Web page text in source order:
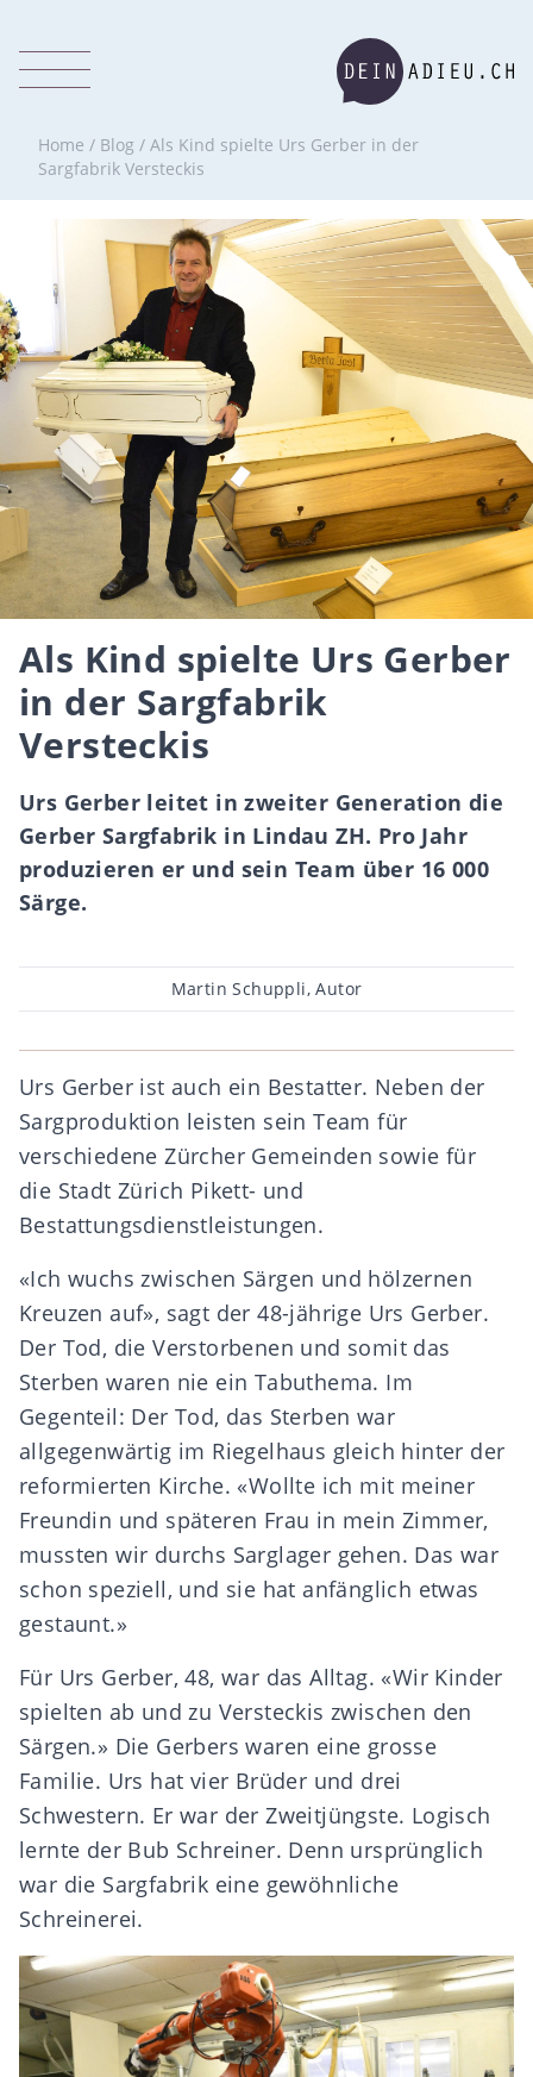
Home / Blog / Als Kind spielte Urs Gerber in der
Sargfabrik Versteckis
Als Kind spielte Urs Gerber
in der Sargfabrik
Versteckis
Urs Gerber leitet in zweiter Generation die
Gerber Sargfabrik in Lindau ZH. Pro Jahr
produzieren er und sein Team über 16 000
Särge.
Beitragsautor
Martin Schuppli, Autor
Urs Gerber ist auch ein Bestatter. Neben der
Sargproduktion leisten sein Team für
verschiedene Zürcher Gemeinden sowie für
die Stadt Zürich Pikett- und
Bestattungsdienstleistungen.
«Ich wuchs zwischen Särgen und hölzernen
Kreuzen auf», sagt der 48-jährige Urs Gerber.
Der Tod, die Verstorbenen und somit das
Sterben waren nie ein Tabuthema. Im
Gegenteil: Der Tod, das Sterben war
allgegenwärtig im Riegelhaus gleich hinter der
reformierten Kirche. «Wollte ich mit meiner
Freundin und späteren Frau in mein Zimmer,
mussten wir durchs Sarglager gehen. Das war
schon speziell, und sie hat anfänglich etwas
gestaunt.»
Für Urs Gerber, 48, war das Alltag. «Wir Kinder
spielten ab und zu Versteckis zwischen den
Särgen.» Die Gerbers waren eine grosse
Familie. Urs hat vier Brüder und drei
Schwestern. Er war der Zweitjüngste. Logisch
lernte der Bub Schreiner. Denn ursprünglich
war die Sargfabrik eine gewöhnliche
Schreinerei.